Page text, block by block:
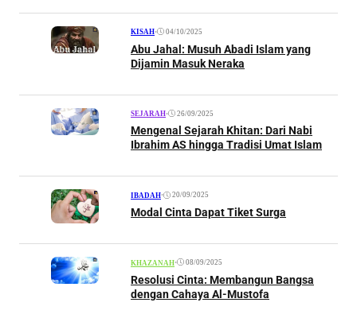
KISAH• 04/10/2025
Abu Jahal: Musuh Abadi Islam yang
Dijamin Masuk Neraka
SEJARAH• 26/09/2025
Mengenal Sejarah Khitan: Dari Nabi
Ibrahim AS hingga Tradisi Umat Islam
IBADAH• 20/09/2025
Modal Cinta Dapat Tiket Surga
KHAZANAH• 08/09/2025
Resolusi Cinta: Membangun Bangsa
dengan Cahaya Al-Mustofa